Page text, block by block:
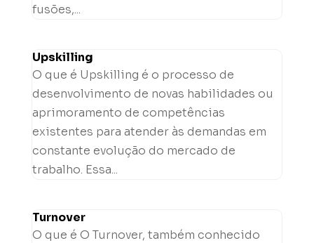
fusões,...
Upskilling
O que é Upskilling é o processo de
desenvolvimento de novas habilidades ou
aprimoramento de competências
existentes para atender às demandas em
constante evolução do mercado de
trabalho. Essa...
Turnover
O que é O Turnover, também conhecido